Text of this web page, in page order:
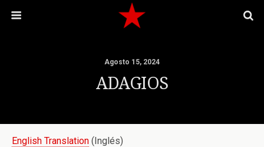
Agosto 15, 2024
ADAGIOS
English Translation (Inglés)